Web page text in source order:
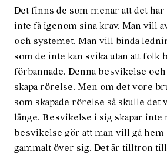
Det finns de som menar att det
inte få igenom sina krav. Man vill
och systemet. Man vill binda
som de inte kan svika utan att folk
förbannade. Denna besvikelse och
skapa rörelse. Men om det vore
som skapade rörelse så skulle det
länge. Besvikelse i sig skapar inte
besvikelse gör att man vill gå hem
gammalt över sig. Det är tilltron till